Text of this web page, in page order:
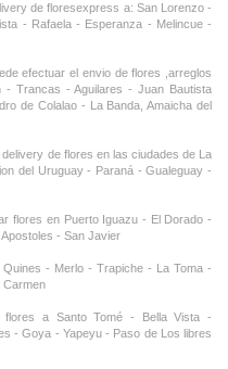
de floresexpress a: San Lorenzo -
- Rafaela - Esperanza - Melincue -
efectuar el envio de flores ,arreglos
- Trancas - Aguilares - Juan Bautista
de Colalao - La Banda, Amaicha del
de flores en las ciudades de La
del Uruguay - Paraná - Gualeguay -
flores en Puerto Iguazu - El Dorado -
- San Javier
- Merlo - Trapiche - La Toma -
Carmen
flores a Santo Tomé - Bella Vista -
- Goya - Yapeyu - Paso de Los libres